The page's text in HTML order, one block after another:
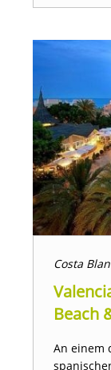
Costa
Beach
An einem